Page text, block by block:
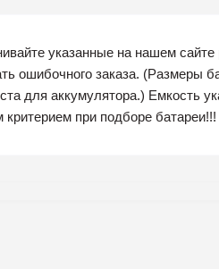
указанные на нашем
ошибочного заказа.
для аккумулятора.) Емкость
при подборе батареи!!!